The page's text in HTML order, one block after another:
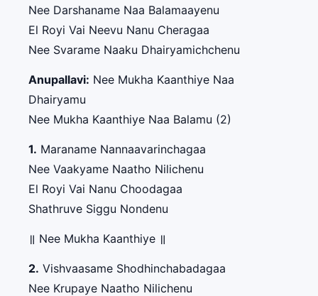
Nee Darshaname Naa Balamaayenu
El Royi Vai Neevu Nanu Cheragaa
Nee Svarame Naaku Dhairyamichchenu
Anupallavi: Nee Mukha Kaanthiye Naa
Dhairyamu
Nee Mukha Kaanthiye Naa Balamu (2)
1. Maraname Nannaavarinchagaa
Nee Vaakyame Naatho Nilichenu
El Royi Vai Nanu Choodagaa
Shathruve Siggu Nondenu
॥ Nee Mukha Kaanthiye ॥
2. Vishvaasame Shodhinchabadagaa
Nee Krupaye Naatho Nilichenu